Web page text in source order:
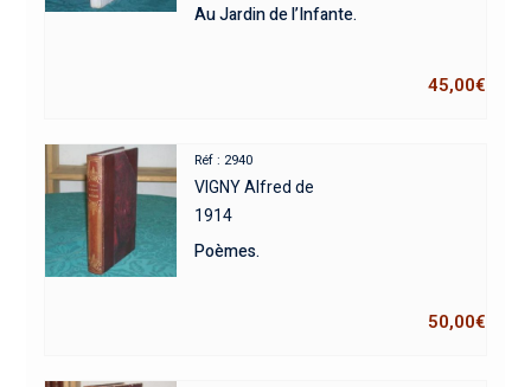
Au Jardin de l’Infante.
45,00€
Réf : 2940
VIGNY Alfred de
1914
Poèmes.
50,00€